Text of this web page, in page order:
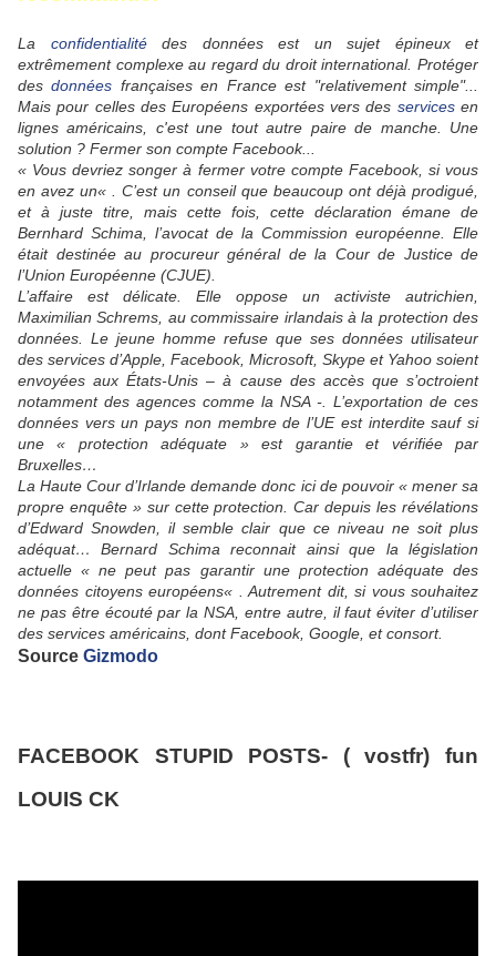
La confidentialitédes données est un sujet épineux et
extrêmement complexe au regard du droit international. Protéger
desdonnées françaises en France est "relativement simple"...
Mais pour celles des Européens exportées vers des servicesen
lignes américains, c'est une tout autre paire de manche. Une
solution ? Fermer son compte Facebook...
« Vous devriez songer à fermer votre compte Facebook, si vous
en avez un« . C’est un conseil que beaucoup ont déjà prodigué,
et à juste titre, mais cette fois, cette déclaration émane de
Bernhard Schima, l’avocat de la Commission européenne. Elle
était destinée au procureur général de la Cour de Justice de
l’Union Européenne (CJUE).
L’affaire est délicate. Elle oppose un activiste autrichien,
Maximilian Schrems, au commissaire irlandais à la protection des
données. Le jeune homme refuse que ses données utilisateur
des services d’Apple, Facebook, Microsoft, Skype et Yahoo soient
envoyées aux États-Unis – à cause des accès que s’octroient
notamment des agences comme la NSA -. L’exportation de ces
données vers un pays non membre de l’UE est interdite sauf si
une « protection adéquate » est garantie et vérifiée par
Bruxelles…
La Haute Cour d’Irlande demande donc ici de pouvoir « mener sa
propre enquête » sur cette protection. Car depuis les révélations
d’Edward Snowden, il semble clair que ce niveau ne soit plus
adéquat… Bernard Schima reconnait ainsi que la législation
actuelle « ne peut pas garantir une protection adéquate des
données citoyens européens« . Autrement dit, si vous souhaitez
ne pas être écouté par la NSA, entre autre, il faut éviter d’utiliser
des services américains, dont Facebook, Google, et consort.
Source Gizmodo
FACEBOOK STUPID POSTS- ( vostfr) fun
LOUIS CK